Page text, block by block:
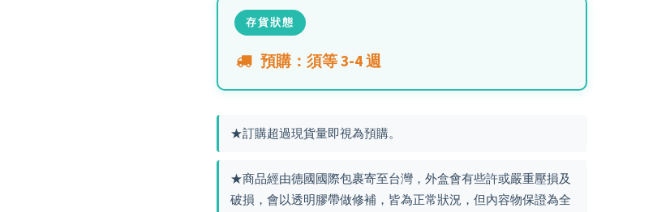
存貨狀態
預購：須等 3-4 週
★訂購超過現貨量即視為預購。
★商品經由德國國際包裹寄至台灣，外盒會有些許或嚴重壓損及
破損，會以透明膠帶做修補，皆為正常狀況，但內容物保證為全